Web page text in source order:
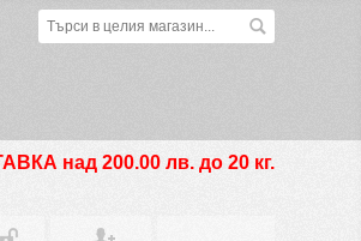
над 200.00 лв. до 20 кг.